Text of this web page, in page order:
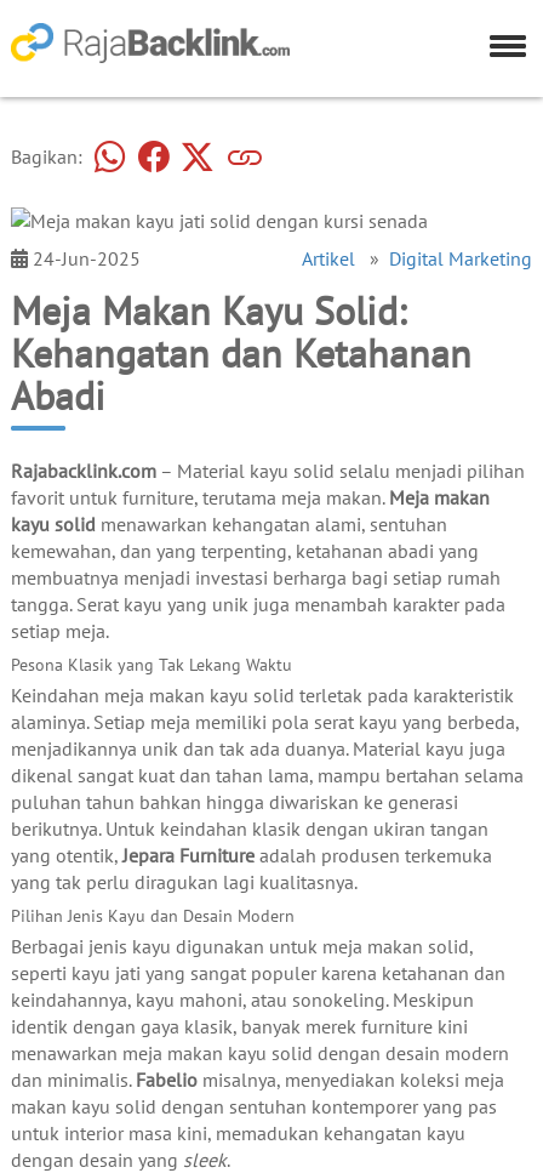
Bagikan:
24-Jun-2025 Artikel » Digital Marketing
Meja Makan Kayu Solid:
Kehangatan dan Ketahanan
Abadi
Rajabacklink.com– Material kayu solid selalu menjadi pilihan
favorit untuk furniture, terutama meja makan. Meja makan
kayu solid menawarkan kehangatan alami, sentuhan
kemewahan, dan yang terpenting, ketahanan abadi yang
membuatnya menjadi investasi berharga bagi setiap rumah
tangga. Serat kayu yang unik juga menambah karakter pada
setiap meja.
Pesona Klasik yang Tak Lekang Waktu
Keindahan meja makan kayu solid terletak pada karakteristik
alaminya. Setiap meja memiliki pola serat kayu yang berbeda,
menjadikannya unik dan tak ada duanya. Material kayu juga
dikenal sangat kuat dan tahan lama, mampu bertahan selama
puluhan tahun bahkan hingga diwariskan ke generasi
berikutnya. Untuk keindahan klasik dengan ukiran tangan
yang otentik,Jepara Furnitureadalah produsen terkemuka
yang tak perlu diragukan lagi kualitasnya.
Pilihan Jenis Kayu dan Desain Modern
Berbagai jenis kayu digunakan untuk meja makan solid,
seperti kayu jati yang sangat populer karena ketahanan dan
keindahannya, kayu mahoni, atau sonokeling. Meskipun
identik dengan gaya klasik, banyak merek furniture kini
menawarkan meja makan kayu solid dengan desain modern
dan minimalis. Fabeliomisalnya, menyediakan koleksi meja
makan kayu solid dengan sentuhan kontemporer yang pas
untuk interior masa kini, memadukan kehangatan kayu
dengan desain yang sleek.